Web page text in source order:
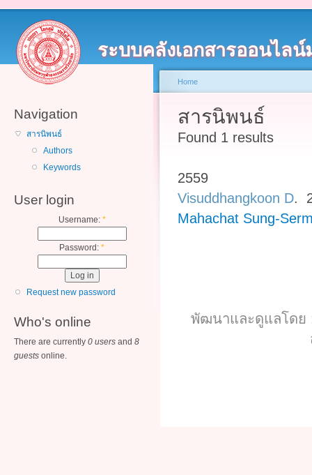
ระบบคลังเอกสารออนไล
Navigation
สารนิพนธ์
Authors
Keywords
User login
Username: *
Password: *
Request new password
Who's online
There are currently 0 users and 8
guests online.
Home
สารนิพนธ์
Found 1 results
2559
Visuddhangkoon D.
Mahachat Sung-
พัฒนาและดูแลโดย